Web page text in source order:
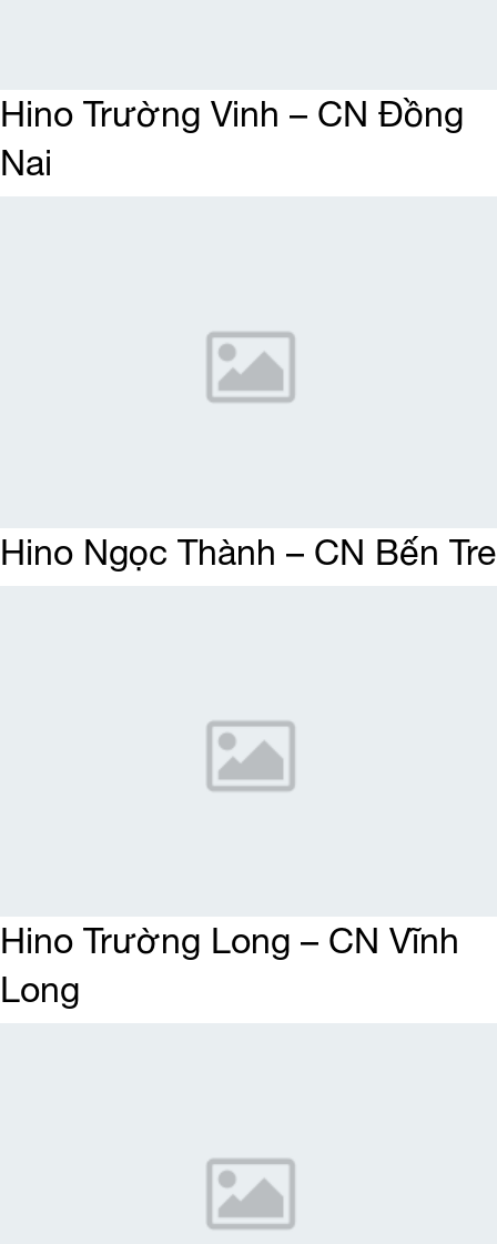
Hino Trường Vinh – CN Đồng
Nai
Hino Ngọc Thành – CN Bến Tre
Hino Trường Long – CN Vĩnh
Long